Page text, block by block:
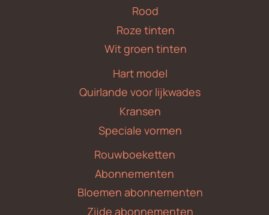
Rood
Roze tinten
Wit groen tinten
Hart model
Quirlande voor lijkwades
Kransen
Speciale vormen
Rouwboeketten
Abonnementen
Bloemen abonnementen
Zijde abonnementen